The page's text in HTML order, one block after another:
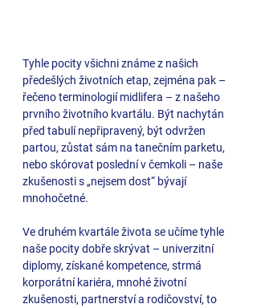
Tyhle pocity všichni známe z našich
předešlých životních etap, zejména pak –
řečeno terminologií midlifera – z našeho
prvního životního kvartálu. Být nachytán
před tabulí nepřipravený, být odvržen
partou, zůstat sám na tanečním parketu,
nebo skórovat poslední v čemkoli – naše
zkušenosti s „nejsem dost“ bývají
mnohočetné.
Ve druhém kvartále života se učíme tyhle
naše pocity dobře skrývat – univerzitní
diplomy, získané kompetence, strmá
korporátní kariéra, mnohé životní
zkušenosti, partnerství a rodičovství, to